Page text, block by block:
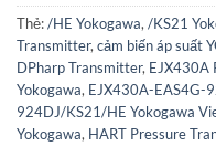
Thẻ:/HE Yokogawa,/KS21
Transmitter,cảm biến áp suất
DPharp Transmitter, EJX430A
Yokogawa, EJX430A-EAS4G-
924DJ/KS21/HE Yokogawa
Yokogawa, HART Pressure